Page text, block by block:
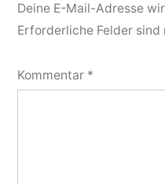
Deine E-Mail-Adresse
Erforderliche Felder sind
Kommentar *